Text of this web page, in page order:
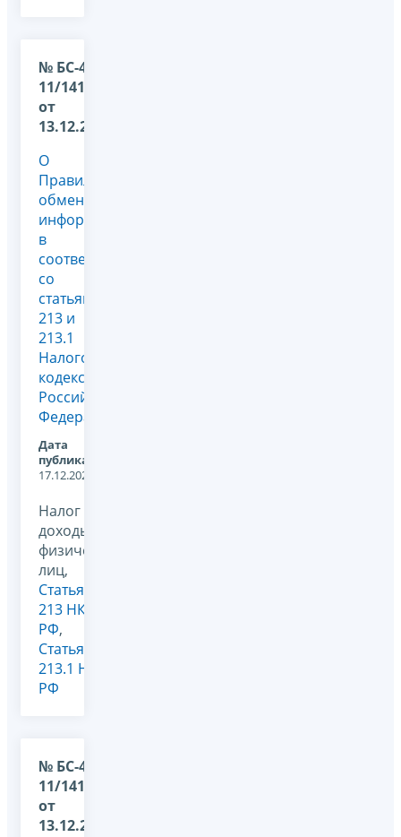
№ БС-4-
11/14175@
от
13.12.2024
О
Правилах
обмена
информацией
в
соответствии
со
статьями
213 и
213.1
Налогового
кодекса
Российской
Федерации
Дата
публикации:
17.12.2024
Налог на
доходы
физических
лиц,
Статья
213 НК
РФ,
Статья
213.1 НК
РФ
№ БС-4-
11/14153@
от
13.12.2024